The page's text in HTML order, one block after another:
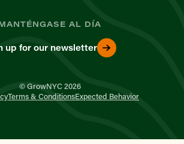
AL DÍA
up for our newsletter
© GrowNYC 2026
Terms & ConditionsExpected Behavior